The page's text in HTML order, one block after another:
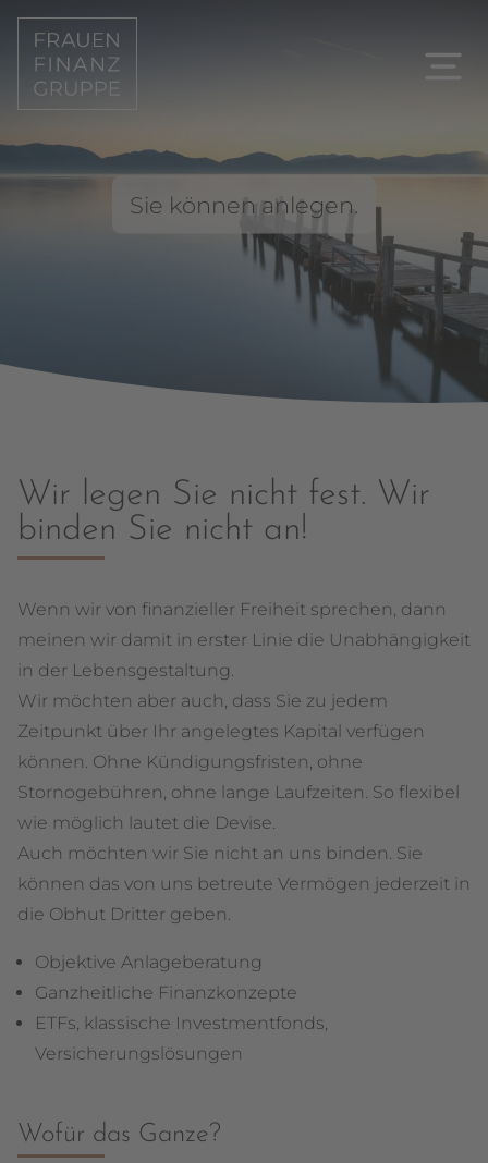
Sie können anlegen.
Wir legen Sie nicht fest. Wir
binden Sie nicht an!
Wenn wir von finanzieller Freiheit sprechen, dann
meinen wir damit in erster Linie die Unabhängigkeit
in der Lebensgestaltung.
Wir möchten aber auch, dass Sie zu jedem
Zeitpunkt über Ihr angelegtes Kapital verfügen
können. Ohne Kündigungsfristen, ohne
Stornogebühren, ohne lange Laufzeiten. So flexibel
wie möglich lautet die Devise.
Auch möchten wir Sie nicht an uns binden. Sie
können das von uns betreute Vermögen jederzeit in
die Obhut Dritter geben.
Objektive Anlageberatung
Ganzheitliche Finanzkonzepte
ETFs, klassische Investmentfonds,
Versicherungslösungen
Wofür das Ganze?